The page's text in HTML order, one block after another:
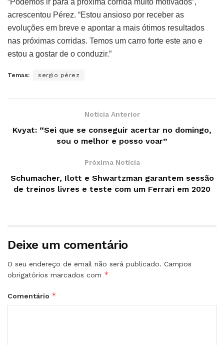
acrescentou Pérez. “Estou ansioso por receber as
evoluções em breve e apontar a mais ótimos resultados
nas próximas corridas. Temos um carro forte este ano e
estou a gostar de o conduzir.”
Temas: sergio pérez
Notícia Anterior
Kvyat: “Sei que se conseguir acertar no domingo,
sou o melhor e posso voar”
Próxima Notícia
Schumacher, Ilott e Shwartzman garantem sessão
de treinos livres e teste com um Ferrari em 2020
Deixe um comentário
O seu endereço de email não será publicado. Campos
obrigatórios marcados com *
Comentário *